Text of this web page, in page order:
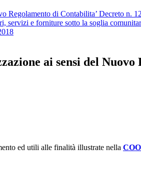
Regolamento di Contabilita’ Decreto n.
servizi e forniture sotto la soglia
ai sensi del
ed utili alle finalità illustrate nella